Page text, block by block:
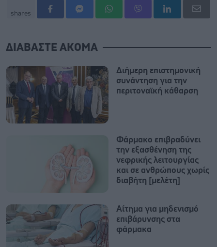
shares
ΔΙΑΒΑΣΤΕ ΑΚΟΜΑ
Διήμερη επιστημονική
συνάντηση για την
περιτοναϊκή κάθαρση
Φάρμακο επιβραδύνει
την εξασθένηση της
νεφρικής λειτουργίας
και σε ανθρώπους χωρίς
διαβήτη [μελέτη]
Αίτημα για μηδενισμό
επιβάρυνσης στα
φάρμακα